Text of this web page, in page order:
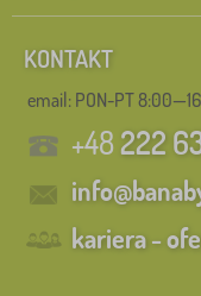
KONTAKT
email: PON-PT
+48222
kariera -